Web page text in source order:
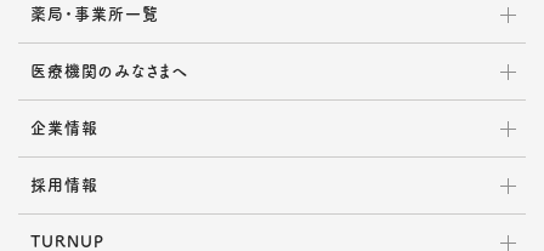
薬局・事業所一覧
医療機関のみなさまへ
企業情報
採用情報
TURNUP